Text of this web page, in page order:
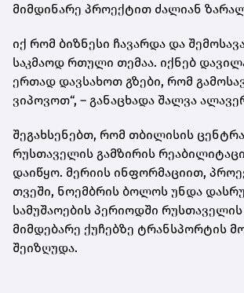
მიმდინარე პროექტით ძალიან
იქ რომ ბიზნესი ჩავარდა და
საკმაოდ რთული თემაა. იქნებ
ერთად დავსახოთ გზები, რომ
ვიპოვოთ“, – განაცხადა შალვა
შეგახსენებთ, რომ თბილისის
რუსთაველის გამზირის
დაიწყო. მერიის ინფორმაციით,
თვეში, ნოემბრის ბოლოს უნდა
სამუშაოების პერიოდში
მიმდებარე ქუჩებზე ტრანსპორტის
შეიზღუდა.